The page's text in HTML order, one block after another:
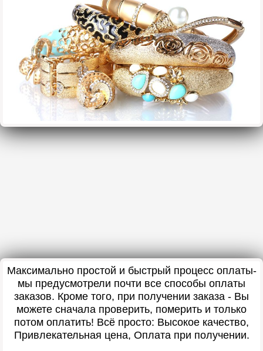
Максимально простой и быстрый процесс оплаты-
мы предусмотрели почти все способы оплаты
заказов. Кроме того, при получении заказа - Вы
можете сначала проверить, померить и только
потом оплатить! Всё просто: Высокое качество,
Привлекательная цена, Оплата при получении.